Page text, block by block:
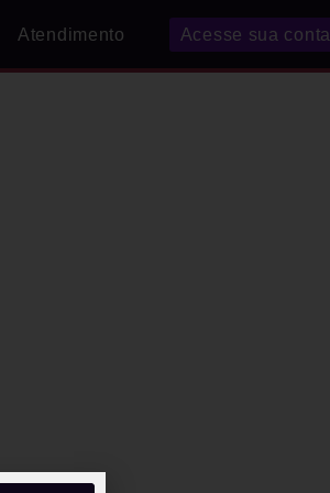
Atendimento Acesse sua conta